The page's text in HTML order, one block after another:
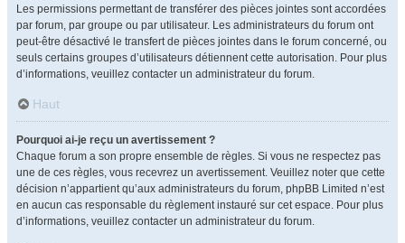
Les permissions permettant de transférer des pièces jointes sont accordées
par forum, par groupe ou par utilisateur. Les administrateurs du forum ont
peut-être désactivé le transfert de pièces jointes dans le forum concerné, ou
seuls certains groupes d’utilisateurs détiennent cette autorisation. Pour plus
d’informations, veuillez contacter un administrateur du forum.
Haut
Pourquoi ai-je reçu un avertissement ?
Chaque forum a son propre ensemble de règles. Si vous ne respectez pas
une de ces règles, vous recevrez un avertissement. Veuillez noter que cette
décision n’appartient qu’aux administrateurs du forum, phpBB Limited n’est
en aucun cas responsable du règlement instauré sur cet espace. Pour plus
d’informations, veuillez contacter un administrateur du forum.